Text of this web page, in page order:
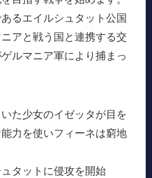
るエイルシュタット公国
アと戦う国と連携する交
ルマニア軍により捕まっ
た少女のイゼッタが目を
力を使いフィーネは窮地
タットに侵攻を開始